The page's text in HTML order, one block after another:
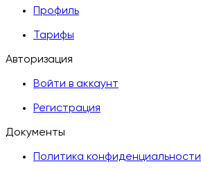
Профиль
Тарифы
Авторизация
Войти в аккаунт
Регистрация
Документы
Политика конфиденциальности